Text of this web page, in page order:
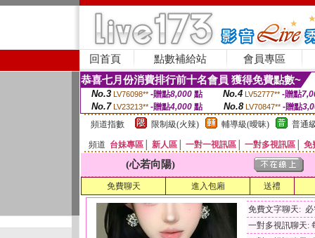
回首頁 點數補給站 會員專區
恭喜七月份消費排行前十名會員 獲得免費點數~
No.3 LV76098** -贈點8,000點 No.4 LV52777** -贈點
No.7 LV23213** -贈點4,000 點 No.8 LV70847** -贈點
頻道指數
限制級(火辣) 輔導級(曖昧) 普通
頻道 台妹專區 新人區 一對一視訊區 一對多視訊區 免
(心若向陽)
免費聊天 進入包廂 送禮
免費文字聊天:
一對多視訊聊天: